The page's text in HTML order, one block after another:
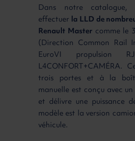
Dans notre catalogue,
effectuerla LLD de
Renault Master comme le
(Direction Common Rail
EuroVI propulsion
L4CONFORT+CAMÉRA.
trois portes et à la
manuelle est conçu avec
et délivre une puissance
modèle est la version
véhicule.